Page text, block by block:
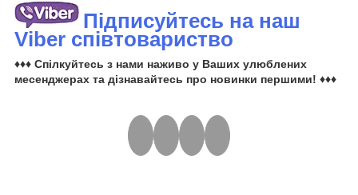
Підписуйтесь на наш
Viber співтовариство
♦♦♦ Спілкуйтесь з нами наживо у Ваших улюблених
месенджерах та дізнавайтесь про новинки першими! ♦♦♦